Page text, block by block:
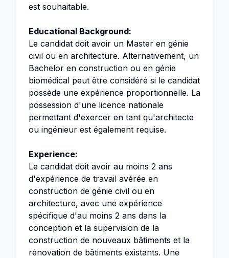
est souhaitable.
Educational Background:
Le candidat doit avoir un Master en génie
civil ou en architecture. Alternativement, un
Bachelor en construction ou en génie
biomédical peut être considéré si le candidat
possède une expérience proportionnelle. La
possession d'une licence nationale
permettant d'exercer en tant qu'architecte
ou ingénieur est également requise.
Experience:
Le candidat doit avoir au moins 2 ans
d'expérience de travail avérée en
construction de génie civil ou en
architecture, avec une expérience
spécifique d'au moins 2 ans dans la
conception et la supervision de la
construction de nouveaux bâtiments et la
rénovation de bâtiments existants. Une